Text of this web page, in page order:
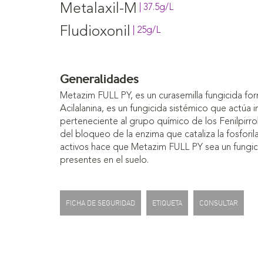
Metalaxil-M | 37.5g/L
Fludioxonil | 25g/L
Generalidades
Metazim FULL PY, es un curasemilla fungicida
Acilalanina, es un fungicida sistémico que
perteneciente al grupo químico de los
del bloqueo de la enzima que cataliza la
activos hace que Metazim FULL PY sea un
presentes en el suelo.
FICHA DE SEGURIDAD ETIQUETA CONSULTAR